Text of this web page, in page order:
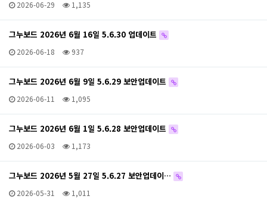
2026-06-29 1,135
그누보드 2026년 6월 16일 5.6.30 업데이트
2026-06-18 937
그누보드 2026년 6월 9일 5.6.29 보안업데이트
2026-06-11 1,095
그누보드 2026년 6월 1일 5.6.28 보안업데이트
2026-06-03 1,173
그누보드 2026년 5월 27일 5.6.27 보안업데이…
2026-05-31 1,011